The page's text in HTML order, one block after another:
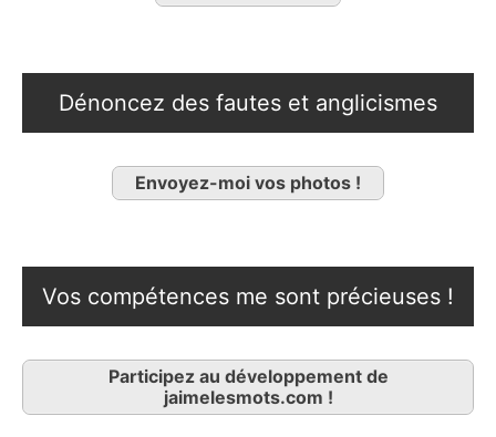
Dénoncez des fautes et anglicismes
Envoyez-moi vos photos !
Vos compétences me sont précieuses !
Participez au développement de
jaimelesmots.com !